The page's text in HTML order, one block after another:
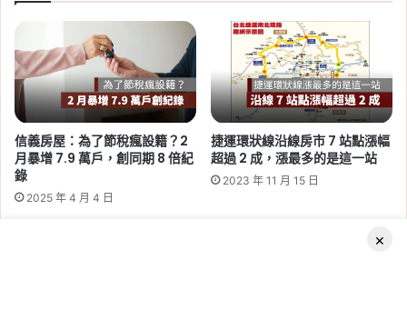
2026-06-29
桃園社會住宅續租租金 2026：
蘆竹一號、平鎮一號、八德三號
社宅分 3 年緩漲
桃園社宅懶人包 , 桃園
看
屋
信義房屋：為了節稅瘋設籍？2
月暴增 7.9 萬戶，創同期 8 倍紀
錄
2025 年 4 月 4 日
捷運環狀線沿線房市 7 站點漲幅
超過 2 成，漲最多的是這一站
2023 年 11 月 15 日
×